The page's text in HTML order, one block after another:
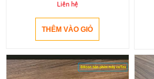
Liên hệ